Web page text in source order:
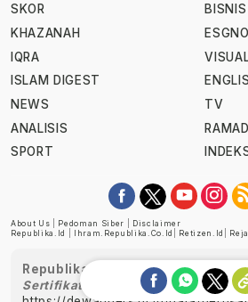
SKOR
KHAZANAH
IQRA
ISLAM DIGEST
NEWS
ANALISIS
SPORT
TV
About Us Pedoman Siber
Disclaimer
Republika.id
Ihram.republika.co.id Retizen.id
Republika telah diverifikasi oleh
Sertifikat Nomor 1058/DP-